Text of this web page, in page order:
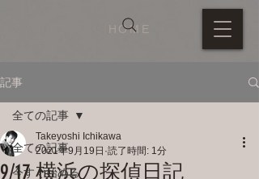
HOME
記事
全ての記事
今すぐ始める
全ての記事
9/17 横浜の探偵日記
Takeyoshi Ichikawa
2021年9月19日 読了時間: 1分